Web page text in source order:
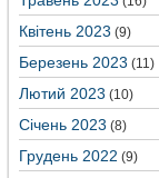
Квітень 2023 (9)
Березень 2023 (11)
Лютий 2023 (10)
Січень 2023 (8)
Грудень 2022 (9)